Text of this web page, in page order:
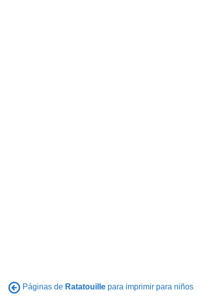
Páginas de Ratatouille para imprimir para niños